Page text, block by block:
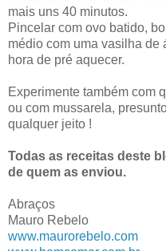
mais uns 40 minutos.
Pincelar com ovo batido,
médio com uma vasilha de
hora de pré aquecer.
Experimente também com
ou com mussarela,
qualquer jeito !
Todas as receitas deste
de quem as enviou.
Abraços
Mauro Rebelo
www.maurorebelo.com